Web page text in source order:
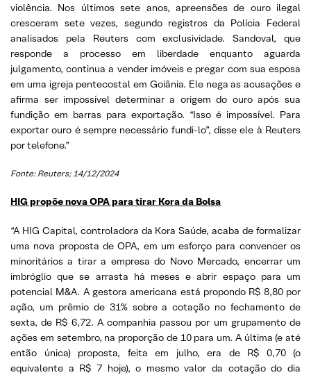
violência. Nos últimos sete anos, apreensões de ouro ilegal
cresceram sete vezes, segundo registros da Polícia Federal
analisados pela Reuters com exclusividade. Sandoval, que
responde a processo em liberdade enquanto aguarda
julgamento, continua a vender imóveis e pregar com sua esposa
em uma igreja pentecostal em Goiânia. Ele nega as acusações e
afirma ser impossível determinar a origem do ouro após sua
fundição em barras para exportação. “Isso é impossível. Para
exportar ouro é sempre necessário fundi-lo”, disse ele à Reuters
por telefone.”
Fonte: Reuters; 14/12/2024
HIG propõe nova OPA para tirar Kora da Bolsa
“A HIG Capital, controladora da Kora Saúde, acaba de formalizar
uma nova proposta de OPA, em um esforço para convencer os
minoritários a tirar a empresa do Novo Mercado, encerrar um
imbróglio que se arrasta há meses e abrir espaço para um
potencial M&A. A gestora americana está propondo R$ 8,80 por
ação, um prêmio de 31% sobre a cotação no fechamento de
sexta, de R$ 6,72. A companhia passou por um grupamento de
ações em setembro, na proporção de 10 para um. A última (e até
então única) proposta, feita em julho, era de R$ 0,70 (o
equivalente a R$ 7 hoje), o mesmo valor da cotação do dia